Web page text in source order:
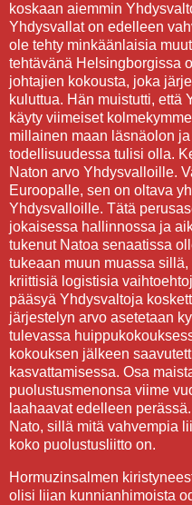
koskaan aiemmin
Yhdysvallat on edelleen
ole tehty minkäänlaisia
tehtävänä Helsingborgissa
johtajien kokousta, joka
kuluttua. Hän muistutti, että
käyty viimeiset
millainen maan läsnäolon
todellisuudessa tulisi olla.
Naton arvo Yhdysvalloille.
Euroopalle, sen on oltava
Yhdysvalloille. Tätä
jokaisessa hallinnossa ja
tukenut Natoa senaatissa
tukeaan muun muassa
kriittisiä logistisia
pääsyä Yhdysvaltoja
järjestelyn arvo asetetaan
tulevassa
kokouksen jälkeen
kasvattamisessa. Osa
puolustusmenonsa viime
laahaavat edelleen
Nato, sillä mitä vahvempia
koko puolustusliitto on.
Hormuzinsalmen
olisi liian kunnianhimoista